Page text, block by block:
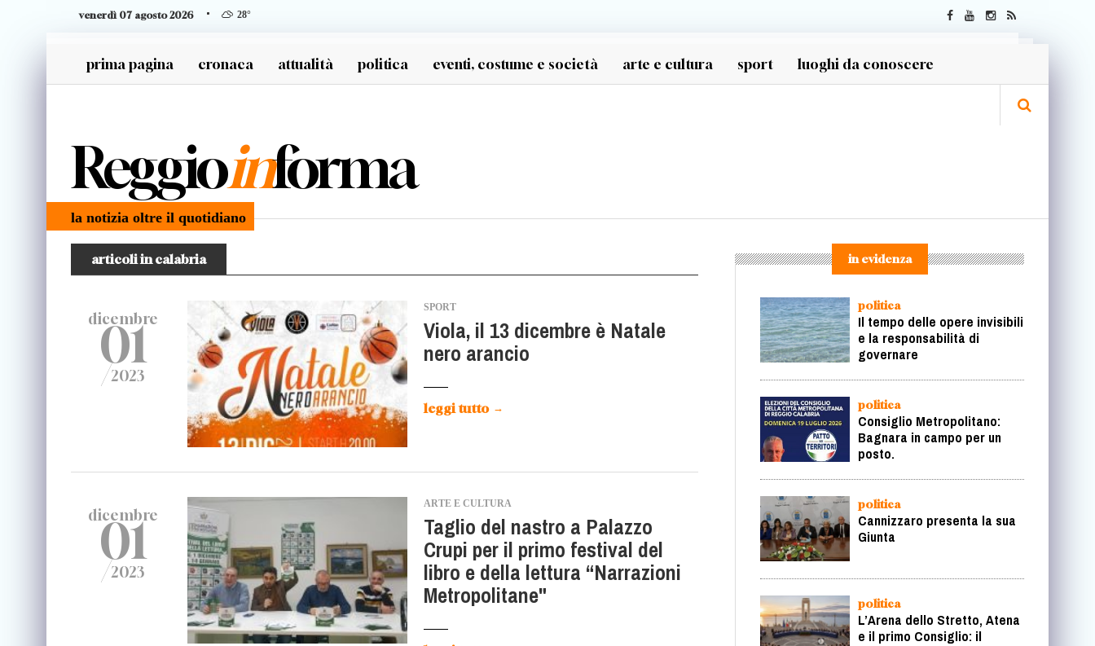
venerdì 07 agosto 2026 28°
prima pagina cronaca attualità politica eventi, costume e società arte e cultura sport luoghi da conoscere
Reggioinforma
la notizia oltre il quotidiano
articoli in calabria
dicembre
01
/2023
SPORT
Viola, il 13 dicembre è Natale
nero arancio
leggi tutto →
dicembre
01
/2023
ARTE E CULTURA
Taglio del nastro a Palazzo
Crupi per il primo festival del
libro e della lettura “Narrazioni
Metropolitane"
in evidenza
politica
Il tempo delle opere invisibili
e la responsabilità di
governare
politica
Consiglio Metropolitano:
Bagnara in campo per un
posto.
politica
Cannizzaro presenta la sua
Giunta
politica
L’Arena dello Stretto, Atena
e il primo Consiglio: il